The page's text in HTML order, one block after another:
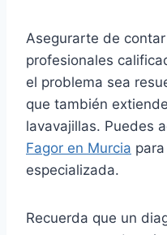
Asegurarte de
profesionales
el problema sea
que también
lavavajillas. Puedes
Fagor en Murcia
especializada.
Recuerda que un